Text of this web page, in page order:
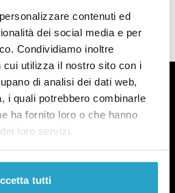
contenuti ed
dei social media e per
Condividiamo inoltre
cui utilizza il nostro sito con i
di analisi dei dati web,
i quali potrebbero combinarle
ha fornito loro o che hanno
loro servizi.
tutti
hanno abbandonato la scuola per la
dal 2012.